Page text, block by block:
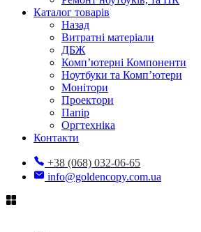
Каталог товарів
Назад
Витратні матеріали
ДБЖ
Комп’ютерні Компоненти
Ноутбуки та Комп’ютери
Монітори
Проектори
Папір
Оргтехніка
Контакти
+38 (068) 032-06-65
info@goldencopy.com.ua